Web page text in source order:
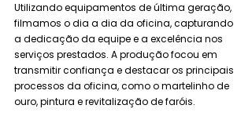
Utilizando equipamentos de última geração,
filmamos o dia a dia da oficina, capturando
a dedicação da equipe e a excelência nos
serviços prestados. A produção focou em
transmitir confiança e destacar os principais
processos da oficina, como o martelinho de
ouro, pintura e revitalização de faróis.